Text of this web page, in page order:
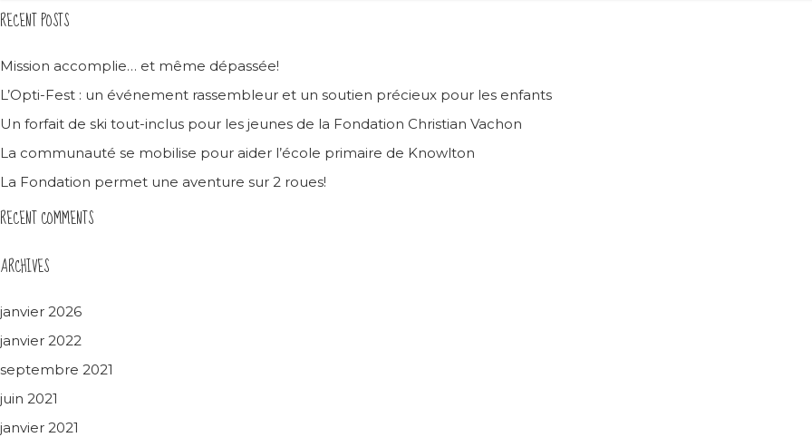
RECENT POSTS
Mission accomplie… et même dépassée!
L’Opti-Fest : un événement rassembleur et un soutien précieux pour les enfants
Un forfait de ski tout-inclus pour les jeunes de la Fondation Christian Vachon
La communauté se mobilise pour aider l’école primaire de Knowlton
La Fondation permet une aventure sur 2 roues!
RECENT COMMENTS
ARCHIVES
janvier 2026
janvier 2022
septembre 2021
juin 2021
janvier 2021